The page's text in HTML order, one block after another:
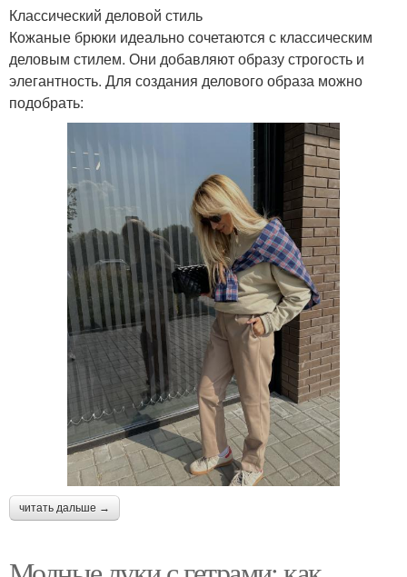
Классический деловой стиль
Кожаные брюки идеально сочетаются с классическим
деловым стилем. Они добавляют образу строгость и
элегантность. Для создания делового образа можно
подобрать:
читать дальше →